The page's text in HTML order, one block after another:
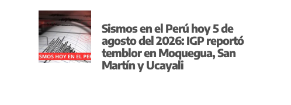
Sismos en el Perú hoy 5 de
agosto del 2026: IGP reportó
temblor en Moquegua, San
Martín y Ucayali